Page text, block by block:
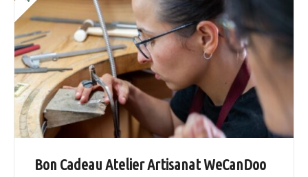
Bon Cadeau Atelier Artisanat WeCanDoo